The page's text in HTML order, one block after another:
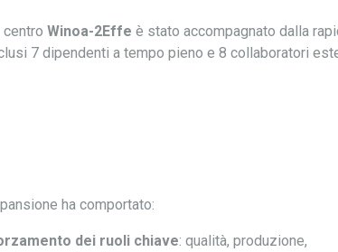
Winoa-2Effe è stato accompagnato dalla
7 dipendenti a tempo pieno e 8 collaboratori
ha comportato:
dei ruoli chiave: qualità, produzione,